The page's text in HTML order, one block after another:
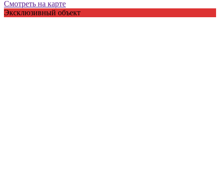
Смотреть на карте
Эксклюзивный объект